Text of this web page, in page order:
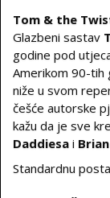
Tom & the
Glazbeni sastav
godine pod
Amerikom 90-tih
niže u svom
češće autorske
kažu da je sve
Daddiesa i
Standardnu